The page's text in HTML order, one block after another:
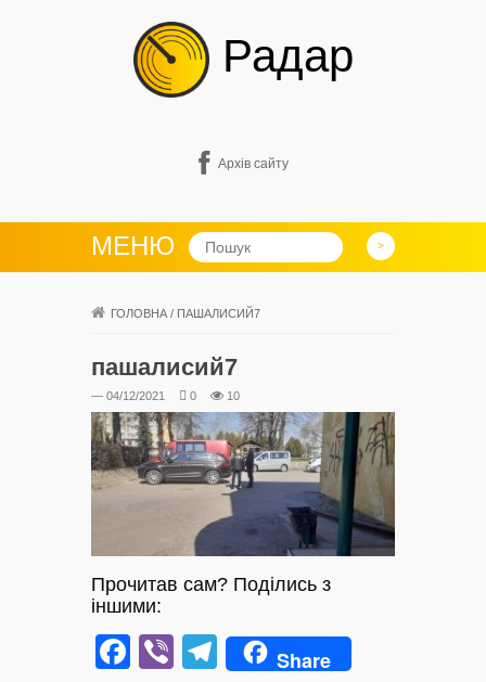
Радар
Архів сайту
МЕНЮ
ГОЛОВНА / ПАШАЛИСИЙ7
пашалисий7
— 04/12/2021 0 10
Прочитав сам? Поділись з
іншими:
Facebook
ViberTelegram
Share